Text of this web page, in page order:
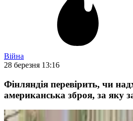
Війна
28 березня 13:16
Фінляндія перевірить, чи
американська зброя, за яку